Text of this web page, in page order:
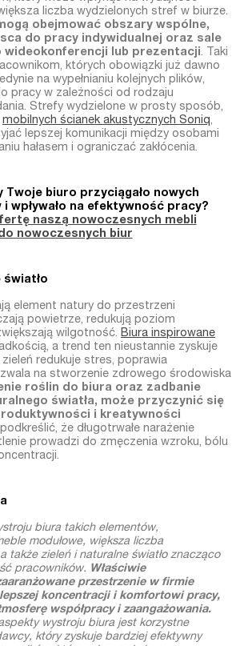
liczba wydzielonych stref w biurze.
obejmować obszary wspólne,
do pracy indywidualnej oraz sale
wideokonferencji lub prezentacji. Taki
których obowiązki już dawno
na wypełnianiu kolejnych plików,
pracy w zależności od rodzaju
Strefy wydzielone w prosty sposób,
mobilnych ścianek akustycznych Soniq,
lepszej komunikacji między osobami
hałasem i ograniczać zakłócenia.
Twoje biuro przyciągało nowych
wpływało na efektywność pracy?
naszą nowoczesnych mebli
nowoczesnych biur
światło
element natury do przestrzeni
powietrze, redukują poziom
wilgotność. Biura inspirowane
a trend ten nieustannie zyskuje
redukuje stres, poprawia
na stworzenie zdrowego środowiska
roślin do biura oraz zadbanie
światła, może przyczynić się
i kreatywności
że długotrwałe narażenie
prowadzi do zmęczenia wzroku, bólu
biura takich elementów,
modułowe, większa liczba
także zieleń i naturalne światło znacząco
pracowników. Właściwie
przestrzenie w firmie
koncentracji i komfortowi pracy,
współpracy i zaangażowania.
wystroju biura jest korzystne
który zyskuje bardziej efektywny